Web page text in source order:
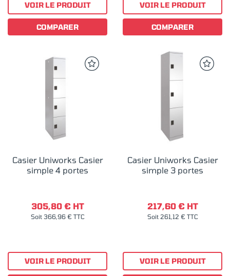
VOIR LE PRODUIT
COMPARER
VOIR LE PRODUIT
COMPARER
Casier Uniworks Casier
simple 4 portes
305,80 € HT
Soit 366,96 € TTC
VOIR LE PRODUIT
Casier Uniworks Casier
simple 3 portes
217,60 € HT
Soit 261,12 € TTC
VOIR LE PRODUIT